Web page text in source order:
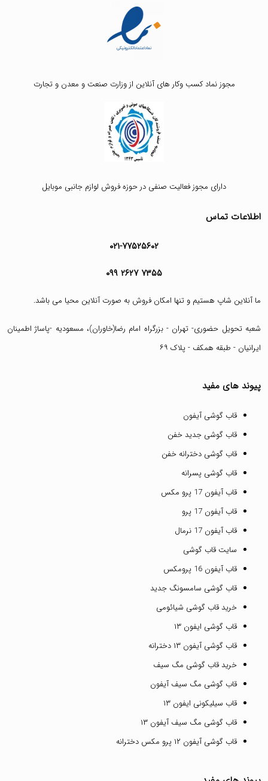
مجوز نماد کسب وکار های آنلاین از وزارت صنعت و معدن و تجارت
دارای مجوز فعالیت صنفی در حوزه فروش لوازم جانبی موبایل
اطلاعات تماس
۰۲۱-۷۷۵۲۵۶۰۲
۰۹۹ ۲۶۲۷ ۷۳۵۵
ما آنلاین شاپ هستیم و تنها امکان فروش به صورت آنلاین محیا می باشد.
شعبه تحویل حضوری- تهران - بزرگراه امام رضا(خاوران)، مسعودیه -پاساژ اطمینان
ایرانیان - طبقه همکف - پلاک ۶۹
پیوند های مفید
قاب گوشی آیفون
قاب گوشی جدید خفن
قاب گوشی دخترانه خفن
قاب گوشی پسرانه
قاب آیفون 17 پرو مکس
قاب آیفون 17 پرو
قاب آیفون 17 نرمال
سایت قاب گوشی
قاب آیفون 16 پرومکس
قاب گوشی سامسونگ جدید
خرید قاب گوشی شیائومی
قاب گوشی ایفون ۱۳
قاب گوشی آیفون ۱۳ دخترانه
خرید قاب گوشی مگ سیف
قاب گوشی مگ سیف آیفون
قاب سیلیکونی ایفون ۱۳
قاب گوشی مگ سیف آیفون ۱۳
قاب گوشی آیفون ۱۲ پرو مکس دخترانه